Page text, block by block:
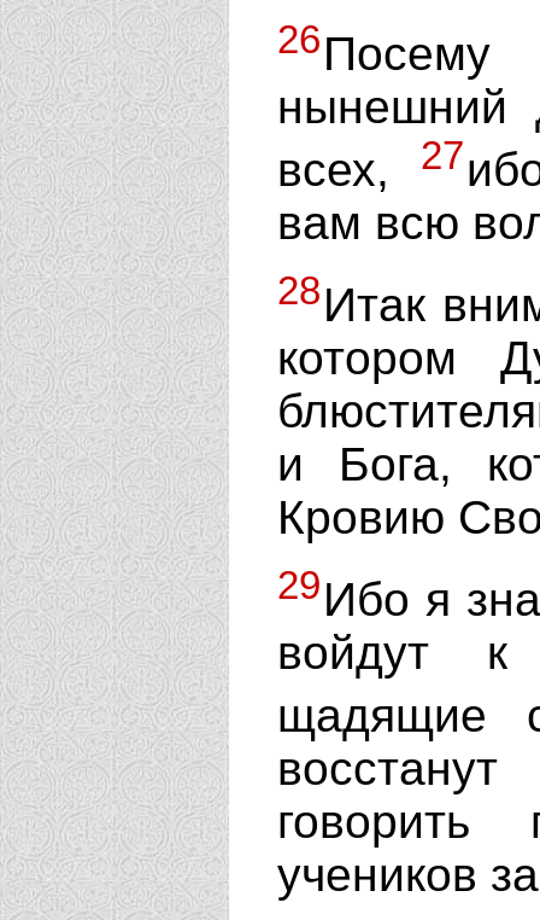
26Посему
нынешний
всех,
27
вам всю
28Итак
котором
и Бога,
Кровию
29Ибо я
войдут
щадящие
говорить
учеников